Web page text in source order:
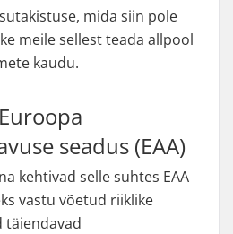
mida siin pole
meile sellest teada allpool
kaudu.
seadus (EAA)
kehtivad selle suhtes EAA
vastu võetud riiklike
täiendavad